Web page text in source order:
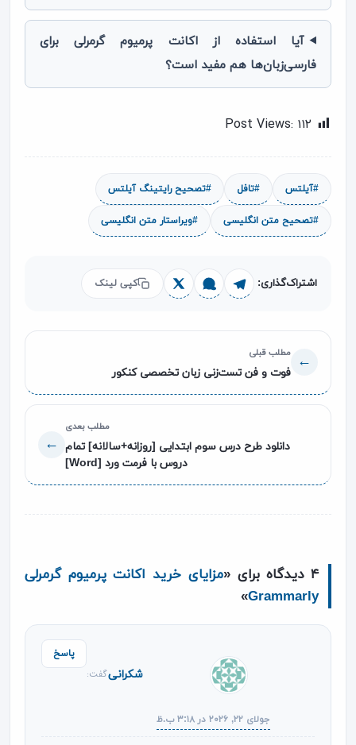
آیا استفاده از اکانت پرمیوم گرمرلی برای
فارسی‌زبان‌ها هم مفید است؟
Post Views: ۱۱۲
#آیلتس #تافل #تصحیح رایتینگ آیلتس
#تصحیح متن انگلیسی #ویراستار متن انگلیسی
اشتراک‌گذاری: کپی لینک
→ مطلب قبلی
فوت و فن تست‌زنی زبان تخصصی کنکور
مطلب بعدی
دانلود طرح درس سوم ابتدایی [روزانه+سالانه] تمام
دروس با فرمت ورد [Word]
←
۴ دیدگاه برای «
مزایای خرید اکانت پرمیوم گرمرلی
Grammarly
»
شکرانیگفت:
جولای ۲۲, ۲۰۲۶ در ۳:۱۸ ب.ظ
پاسخ